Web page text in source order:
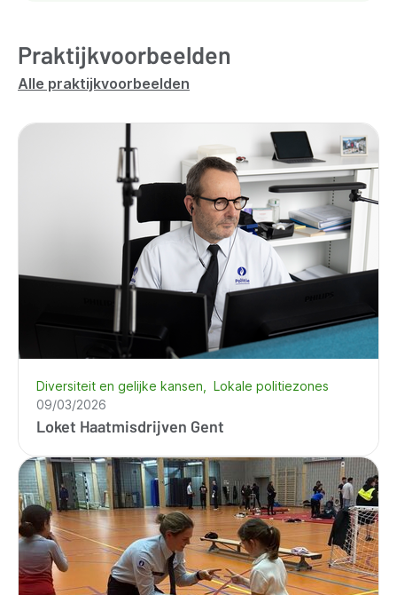
Praktijkvoorbeelden
Alle praktijkvoorbeelden
Loket Haatmisdrijven Gent
Diversiteit en gelijke kansen
Lokale politiezones
09/03/2026